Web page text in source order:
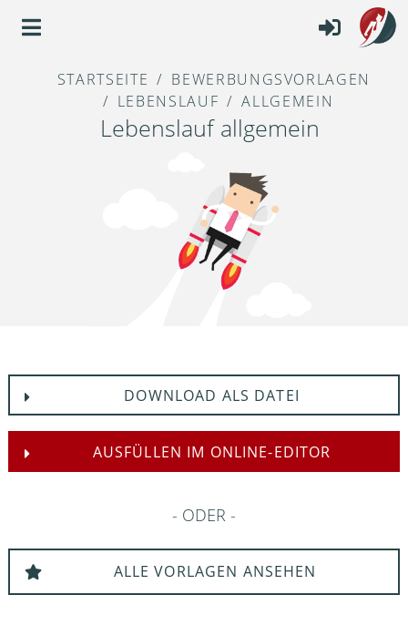
STARTSEITE
BEWERBUNGSVORLAGEN
LEBENSLAUF
ALLGEMEIN
Lebenslauf allgemein
DOWNLOAD ALS DATEI
AUSFÜLLEN IM ONLINE-EDITOR
ODER
ALLE VORLAGEN ANSEHEN